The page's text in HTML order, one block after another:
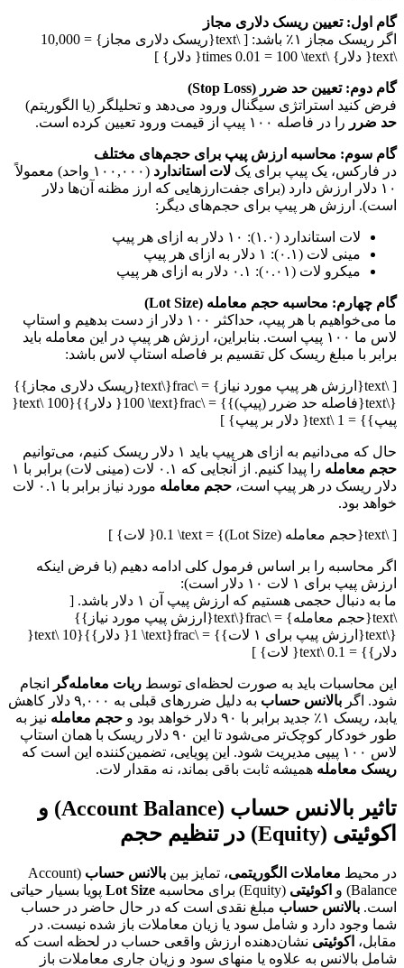
گام اول: تعیین ریسک دلاری مجاز
اگر ریسک مجاز ۱٪ باشد: [ \text{ریسک دلاری مجاز} = 10,000
\text{ دلار} \times 0.01 = 100 \text{ دلار} ]
گام دوم: تعیین حد ضرر (Stop Loss)
فرض کنید استراتژی سیگنال ورود می‌دهد و تحلیلگر (یا الگوریتم)
حد ضرر را در فاصله ۱۰۰ پیپ از قیمت ورود تعیین کرده است.
گام سوم: محاسبه ارزش پیپ برای حجم‌های مختلف
در فارکس، یک پیپ برای یک لات استاندارد
(۱۰۰,۰۰۰ واحد) معمولاً
۱۰ دلار ارزش دارد (برای جفت‌ارزهایی که ارز مظنه آن‌ها دلار
است). ارزش هر پیپ برای حجم‌های دیگر:
لات استاندارد (۱.۰): ۱۰ دلار به ازای هر پیپ
مینی لات (۰.۱): ۱ دلار به ازای هر پیپ
میکرو لات (۰.۰۱): ۰.۱ دلار به ازای هر پیپ
گام چهارم: محاسبه حجم معامله (Lot Size)
ما می‌خواهیم با هر پیپ، حداکثر ۱۰۰ دلار از دست بدهیم و استاپ
لاس ما ۱۰۰ پیپ است. بنابراین، ارزش هر پیپ در این معامله باید
برابر با مبلغ ریسک کل تقسیم بر فاصله استاپ لاس باشد:
[ \text{ارزش هر پیپ مورد نیاز} = \frac{\text{ریسک دلاری مجاز}}
{\text{فاصله حد ضرر (پیپ)}} = \frac{100 \text{ دلار}}{100 \text{
پیپ}} = 1 \text{ دلار بر پیپ} ]
حال که می‌دانیم به ازای هر پیپ باید ۱ دلار ریسک کنیم، می‌توانیم
حجم معامله
را پیدا کنیم. از آنجایی که ۰.۱ لات (مینی لات) برابر با ۱
دلار ریسک در هر پیپ است، حجم معامله
مورد نیاز برابر با ۰.۱ لات
خواهد بود.
[ \text{حجم معامله (Lot Size)} = 0.1 \text{ لات} ]
اگر محاسبه را بر اساس فرمول کلی ادامه دهیم (با فرض اینکه
ارزش پیپ برای ۱ لات ۱۰ دلار است):
ما به دنبال حجمی هستیم که ارزش پیپ آن ۱ دلار باشد. [
\text{حجم معامله} = \frac{\text{ارزش پیپ مورد نیاز}}
{\text{ارزش پیپ برای ۱ لات}} = \frac{1 \text{ دلار}}{10 \text{
دلار}} = 0.1 \text{ لات} ]
این محاسبات باید به صورت لحظه‌ای توسط ربات معامله‌گر
انجام
شود. اگر بالانس حساب
به دلیل ضررهای قبلی به ۹,۰۰۰ دلار کاهش
یابد، ریسک ۱٪ جدید برابر با ۹۰ دلار خواهد بود و
حجم معامله نیز به
طور خودکار کوچک‌تر می‌شود تا این ۹۰ دلار ریسک با همان استاپ
لاس ۱۰۰ پیپی مدیریت شود. این پویایی، تضمین‌کننده این است که
ریسک معامله همیشه ثابت باقی بماند، نه مقدار لات.
تاثیر بالانس حساب (Account Balance) و
اکوئیتی (Equity) در تنظیم حجم
در محیط معاملات الگوریتمی، تمایز بین بالانس حساب (Account
Balance) و
اکوئیتی (Equity) برای محاسبه Lot Size پویا بسیار حیاتی
است. بالانس حساب مبلغ نقدی است که در حال حاضر در حساب
شما وجود دارد و شامل سود یا زیان معاملات باز شده نیست. در
مقابل، اکوئیتی نشان‌دهنده ارزش واقعی حساب در لحظه است که
شامل بالانس به علاوه یا منهای سود و زیان جاری معاملات باز